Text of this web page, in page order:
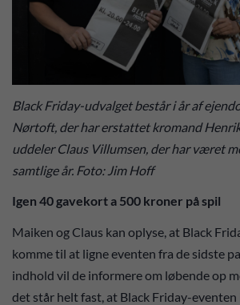
Black Friday-udvalget består i år af
Nørtoft, der har erstattet kromand
uddeler Claus Villumsen, der har været
samtlige år. Foto: Jim Hoff
Igen 40 gavekort a 500 kroner på spil
Maiken og Claus kan oplyse, at Black
komme til at ligne eventen fra de sidste
indhold vil de informere om løbende op
det står helt fast, at Black Friday-